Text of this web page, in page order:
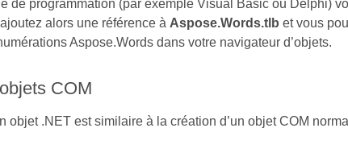
de programmation (par exemple Visual Basic ou Delphi)
alors une référence à Aspose.Words.tlb et vous
Aspose.Words dans votre navigateur d’objets.
COM
objet .NET est similaire à la création d’un objet COM